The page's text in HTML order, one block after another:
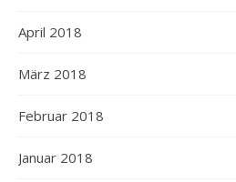
April 2018
März 2018
Februar 2018
Januar 2018